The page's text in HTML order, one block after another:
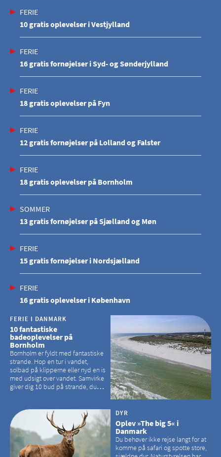
FERIE
10 gratis oplevelser i Vestjylland
FERIE
16 gratis fornøjelser i Syd- og Sønderjylland
FERIE
18 gratis oplevelser på Fyn
FERIE
12 gratis fornøjelser på Lolland og Falster
FERIE
18 gratis oplevelser på Bornholm
SOMMER
13 gratis fornøjelser på Sjælland og Møn
FERIE
15 gratis fornøjelser i Nordsjælland
FERIE
16 gratis oplevelser i København
FERIE I DANMARK
10 fantastiske
badeoplevelser på
Bornholm
Bornholm er fyldt med fantastiske
strande. Hop en tur i vandet,
solbad på klipperne eller nyd en is
med udsigt over vandet. Samvirke
giver dig 10 bud på strande, du
DYR
Oplev »The big 5« i
Danmark
Du behøver ikke rejse langt for at
komme på safari og spotte store,